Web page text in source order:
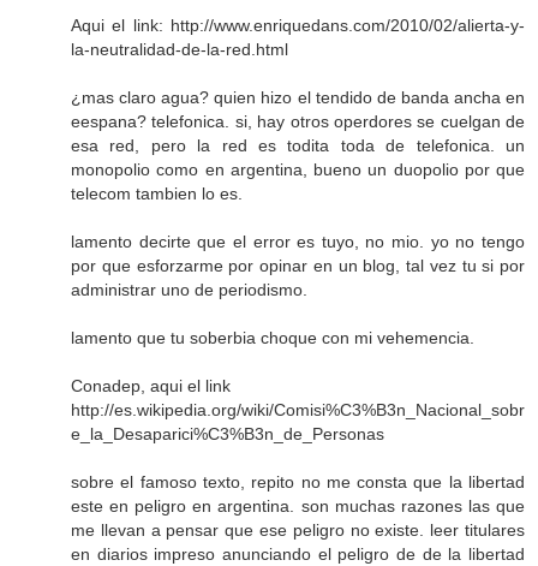
Aqui el link: http://www.enriquedans.com/2010/02/alierta-y-
la-neutralidad-de-la-red.html
¿mas claro agua? quien hizo el tendido de banda ancha en
eespana? telefonica. si, hay otros operdores se cuelgan de
esa red, pero la red es todita toda de telefonica. un
monopolio como en argentina, bueno un duopolio por que
telecom tambien lo es.
lamento decirte que el error es tuyo, no mio. yo no tengo
por que esforzarme por opinar en un blog, tal vez tu si por
administrar uno de periodismo.
lamento que tu soberbia choque con mi vehemencia.
Conadep, aqui el link
http://es.wikipedia.org/wiki/Comisi%C3%B3n_Nacional_sobr
e_la_Desaparici%C3%B3n_de_Personas
sobre el famoso texto, repito no me consta que la libertad
este en peligro en argentina. son muchas razones las que
me llevan a pensar que ese peligro no existe. leer titulares
en diarios impreso anunciando el peligro de de la libertad